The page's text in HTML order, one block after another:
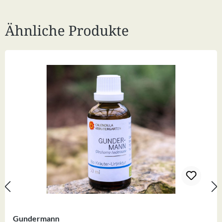
Produktgalerie überspringen
Ähnliche Produkte
Gundermann